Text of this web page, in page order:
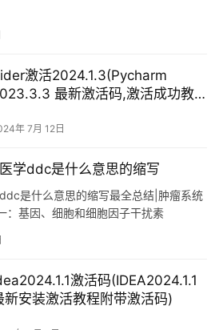
激活2024.1.3(Pycharm
最新激活码,激活成功教
年 7月 12日
学ddc是什么意思的缩写
是什么意思的缩写最全总结|肿瘤系统
：基因、细胞和细胞因子干扰素
papillomavirus,HPV )肿瘤坏死
激活码(IDEA2024.1.1
新安装激活教程附带激活码)